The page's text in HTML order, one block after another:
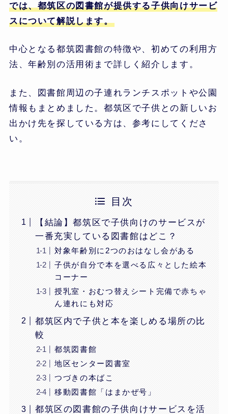
では、都筑区の図書館が提供する子供向けサービ
スについて解説します。
中心となる都筑図書館の特徴や、初めての利用方
法、年齢別の活用術まで詳しく紹介します。
また、図書館周辺の子連れランチスポットや公園
情報もまとめました。都筑区で子供との新しいお
出かけ先を探している方は、参考にしてくださ
い。
目次
【結論】都筑区で子供向けのサービスが
一番充実している図書館はどこ？
対象年齢別に2つのおはなし会がある
子供が自分で本を選べる広々とした絵本
コーナー
授乳室・おむつ替えシート完備で赤ちゃ
ん連れにも対応
都筑区内で子供と本を楽しめる場所の比
較
都筑図書館
地区センター図書室
つづきの本ばこ
移動図書館「はまかぜ号」
都筑区の図書館の子供向けサービスを活